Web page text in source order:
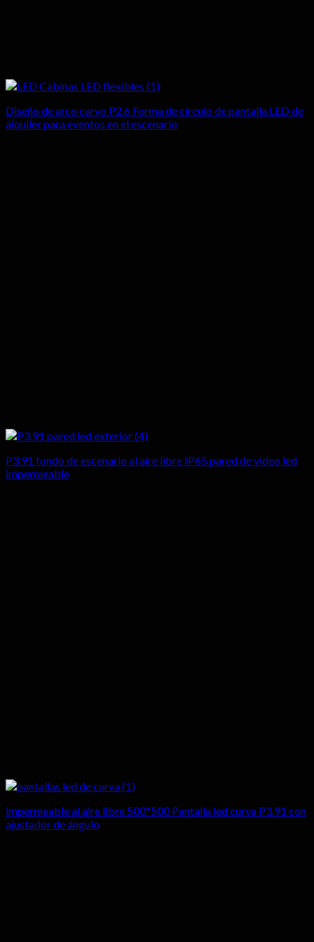
Diseño de arco curvo P2.6 Forma de círculo de pantalla LED de
alquiler para eventos en el escenario
P3.91 fondo de escenario al aire libre IP65 pared de video led
impermeable
impermeable al aire libre 500*500 Pantalla led curva P3.91 con
ajustador de ángulo